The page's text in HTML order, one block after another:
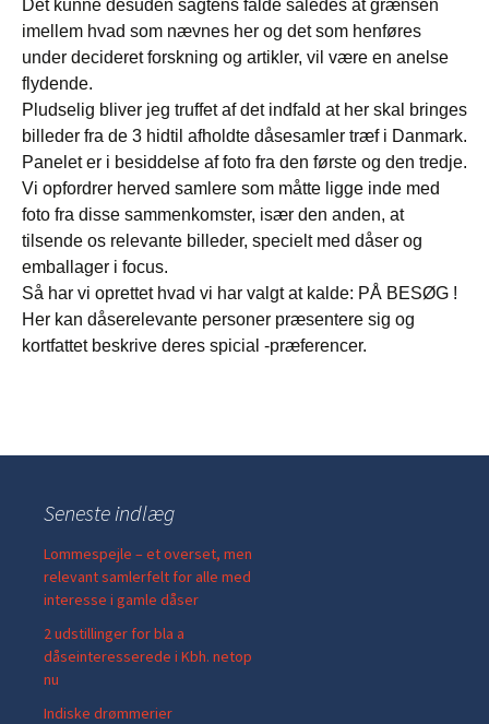
Det kunne desuden sagtens falde således at grænsen
imellem hvad som nævnes her og det som henføres
under decideret forskning og artikler, vil være en anelse
flydende.
Pludselig bliver jeg truffet af det indfald at her skal bringes
billeder fra de 3 hidtil afholdte dåsesamler træf i Danmark.
Panelet er i besiddelse af foto fra den første og den tredje.
Vi opfordrer herved samlere som måtte ligge inde med
foto fra disse sammenkomster, især den anden, at
tilsende os relevante billeder, specielt med dåser og
emballager i focus.
Så har vi oprettet hvad vi har valgt at kalde: PÅ BESØG !
Her kan dåserelevante personer præsentere sig og
kortfattet beskrive deres spicial -præferencer.
Seneste indlæg
Lommespejle – et overset, men
relevant samlerfelt for alle med
interesse i gamle dåser
2 udstillinger for bla a
dåseinteresserede i Kbh. netop
nu
Indiske drømmerier